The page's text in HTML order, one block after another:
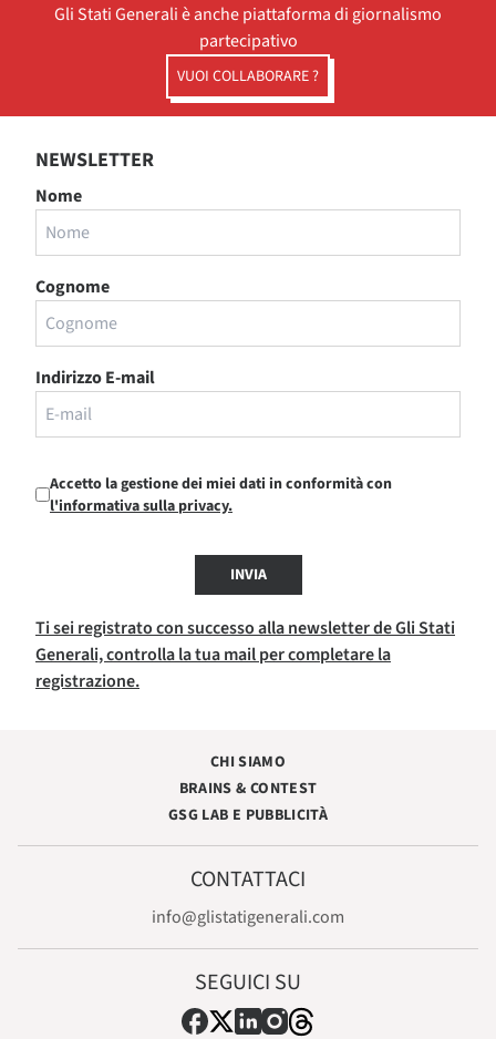
Gli Stati Generali è anche piattaforma di giornalismo
partecipativo
VUOI COLLABORARE ?
NEWSLETTER
Nome
Cognome
Indirizzo E-mail
Accetto la gestione dei miei dati in conformità con
l'informativa sulla privacy.
INVIA
Ti sei registrato con successo alla newsletter de Gli Stati
Generali, controlla la tua mail per completare la
registrazione.
CHI SIAMO
BRAINS & CONTEST
GSG LAB E PUBBLICITÀ
CONTATTACI
info@glistatigenerali.com
SEGUICI SU